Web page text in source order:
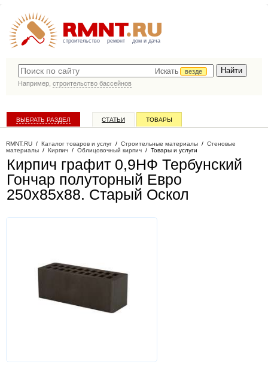
строительство ремонт дом и дача
Искать
везде
Например, строительство бассейнов
ВЫБРАТЬ РАЗДЕЛ СТАТЬИ ТОВАРЫ
RMNT.RU / Каталог товаров и услуг / Строительные материалы / Стеновые
материалы / Кирпич / Облицовочный кирпич / Товары и услуги
Кирпич графит 0,9НФ Тербунский
Гончар полуторный Евро
250х85х88. Старый Оскол